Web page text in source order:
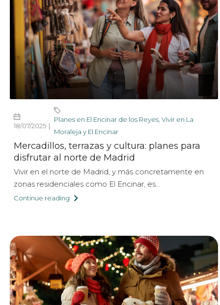
18/07/2025
Planes en El Encinar de los Reyes Vivir en La
Moraleja y El Encinar
Mercadillos, terrazas y cultura: planes para
disfrutar al norte de Madrid
Vivir en el norte de Madrid, y más concretamente en
zonas residenciales como El Encinar, es...
Continue reading